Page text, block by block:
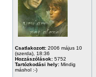
Csatlakozott: 2006 május 10
(szerda), 18:36
Hozzászólások: 5752
Tartózkodási hely: Mindig
máshol :-)